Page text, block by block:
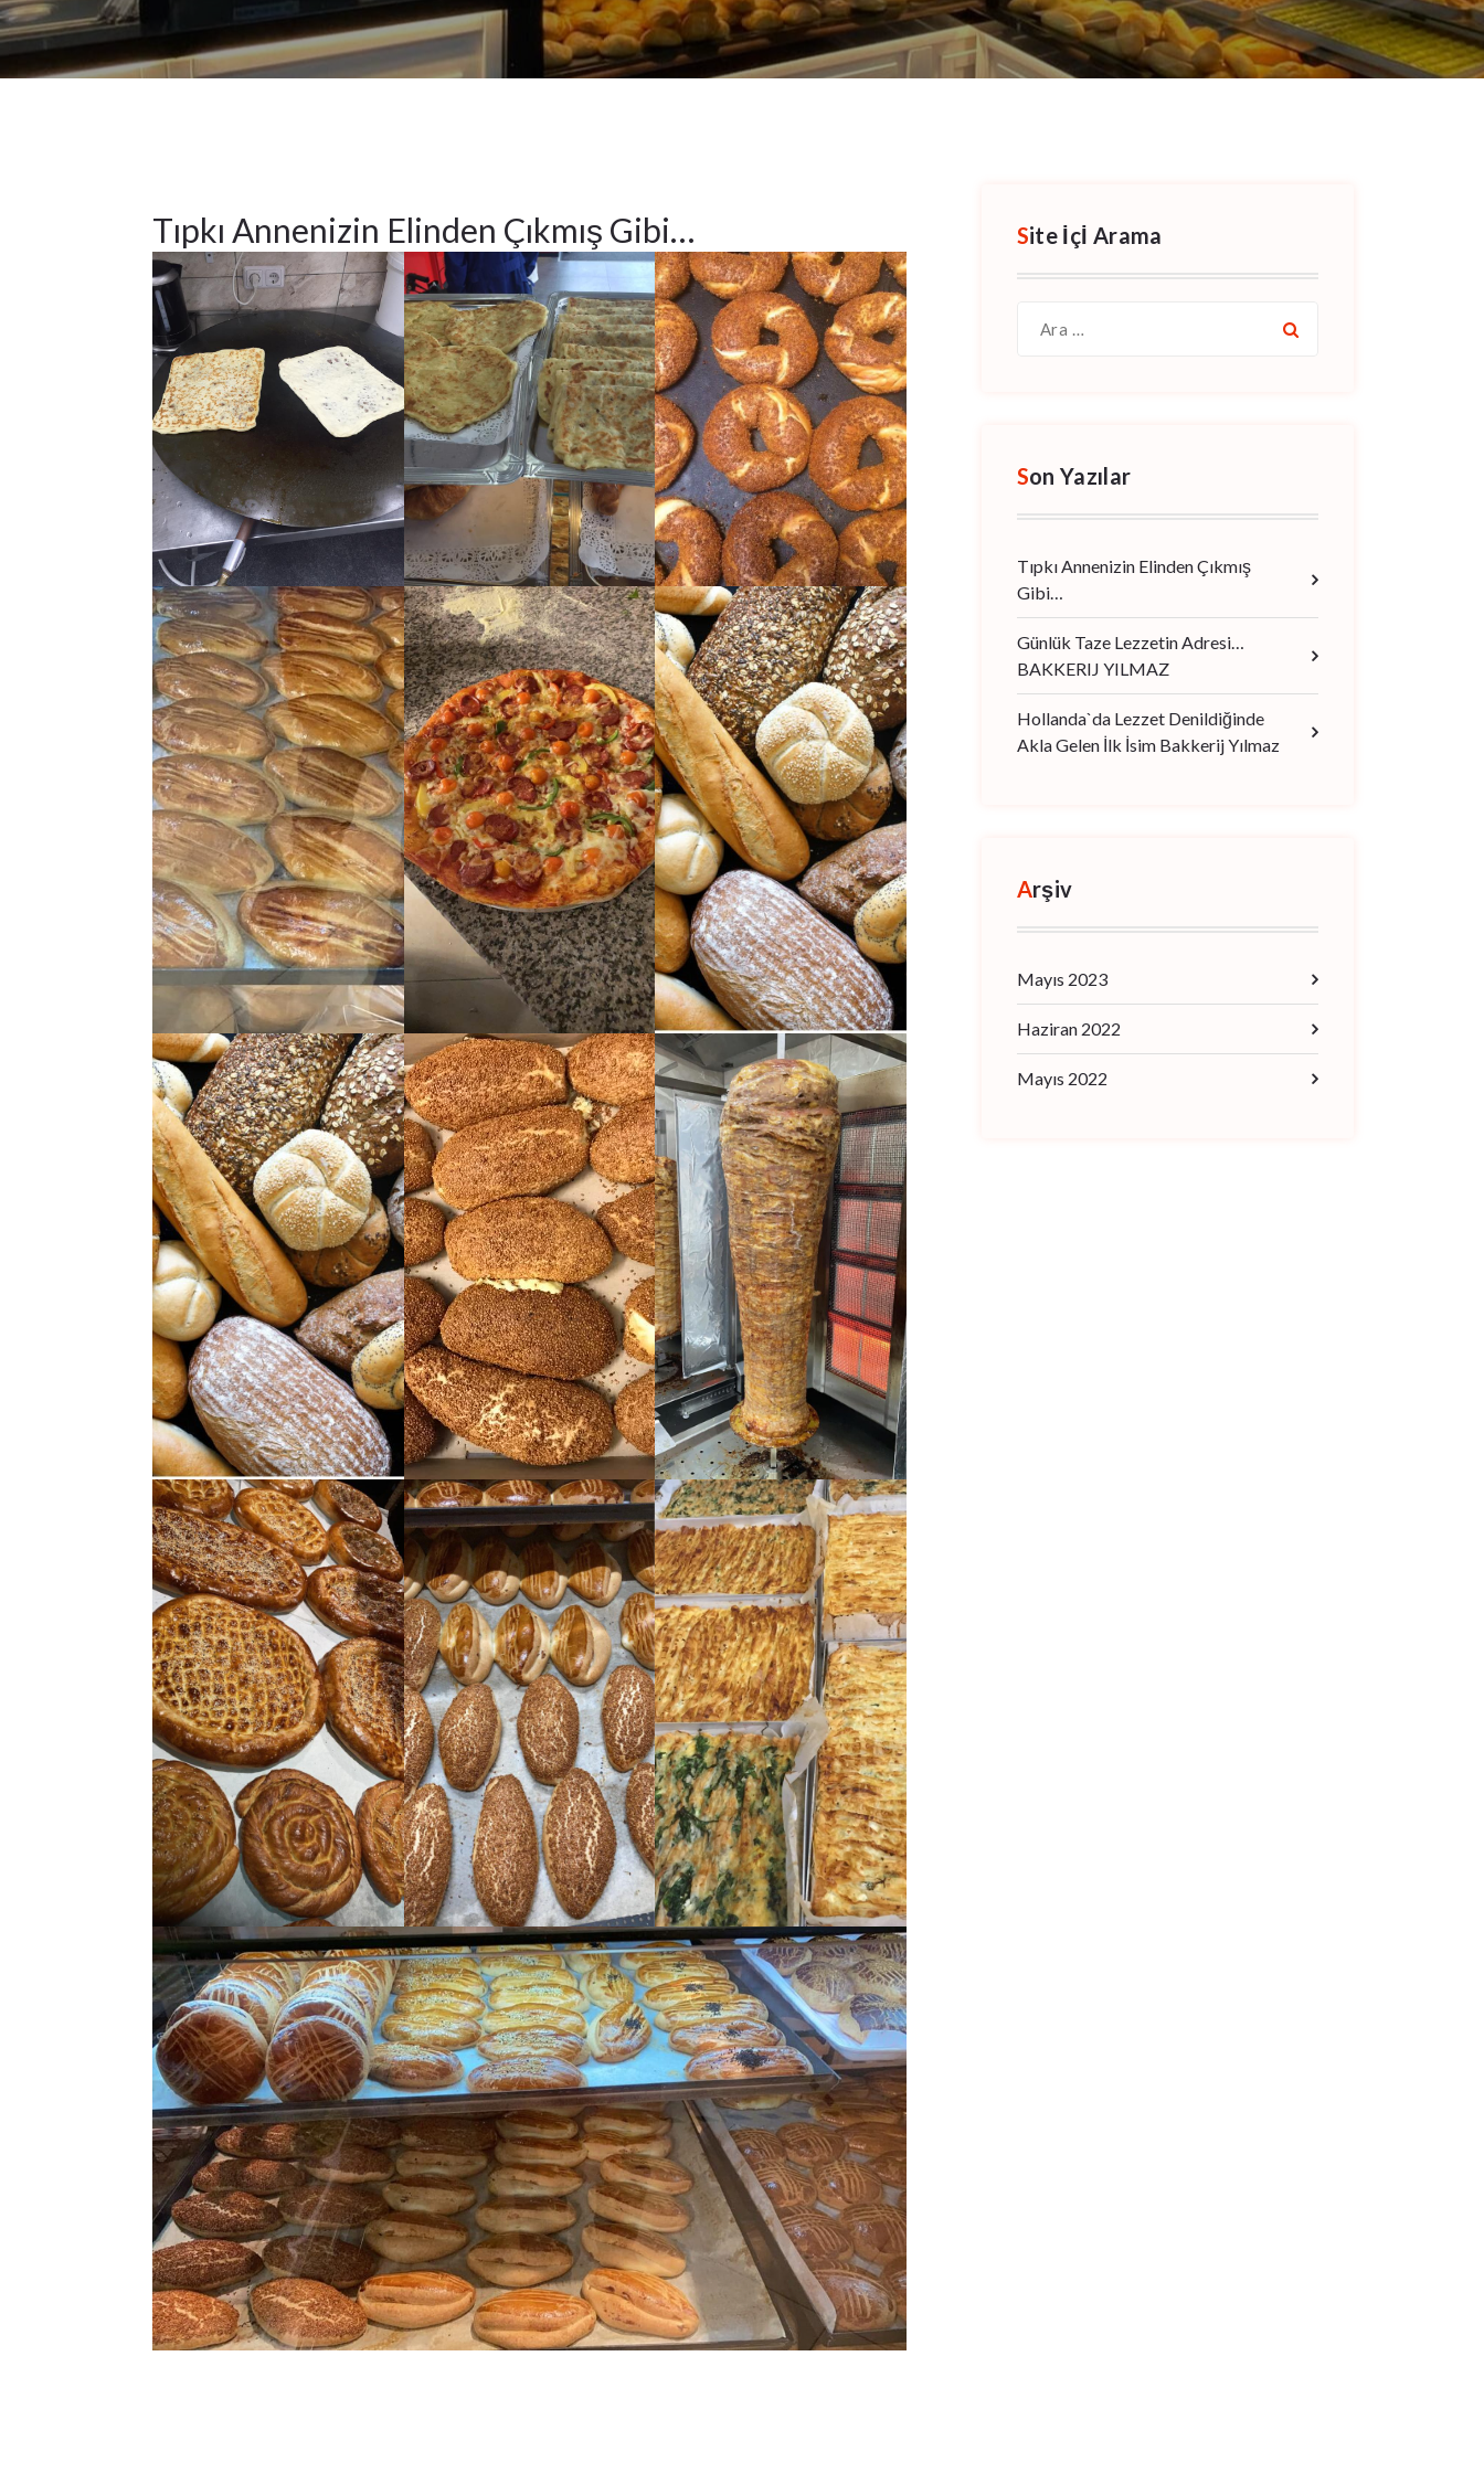
24
MAY 2023
Niet
Tıpkı Annenizin Elinden Çıkmış Gibi… Site İçİ Arama
ara:
Son Yazılar
Tıpkı Annenizin Elinden Çıkmış
Gibi…
Günlük Taze Lezzetin Adresi…
BAKKERIJ YILMAZ
Hollanda`da Lezzet Denildiğinde
Akla Gelen İlk İsim Bakkerij Yılmaz
Arşiv
Mayıs 2023
Haziran 2022
Mayıs 2022